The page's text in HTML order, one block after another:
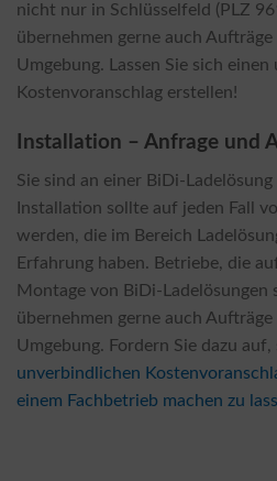
nicht nur in Schlüsselfeld (PLZ
übernehmen gerne auch
Umgebung. Lassen Sie sich
Kostenvoranschlag erstellen!
Installation – Anfrage und
Sie sind an einer BiDi-
Installation sollte auf jeden Fall
werden, die im Bereich
Erfahrung haben. Betriebe, die
Montage von BiDi-Ladelösungen
übernehmen gerne auch
Umgebung. Fordern Sie dazu auf,
unverbindlichen
einem Fachbetrieb machen zu